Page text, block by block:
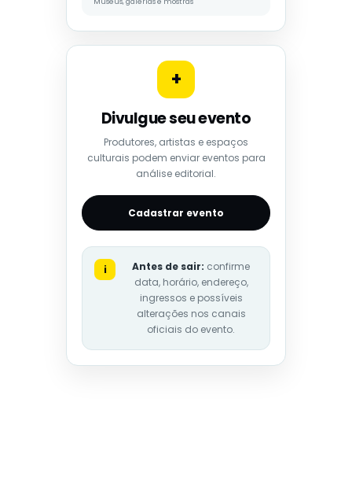
+
Divulgue seu evento
Produtores, artistas e espaços
culturais podem enviar eventos para
análise editorial.
Cadastrar evento
i Antes de sair: confirme
data, horário, endereço,
ingressos e possíveis
alterações nos canais
oficiais do evento.